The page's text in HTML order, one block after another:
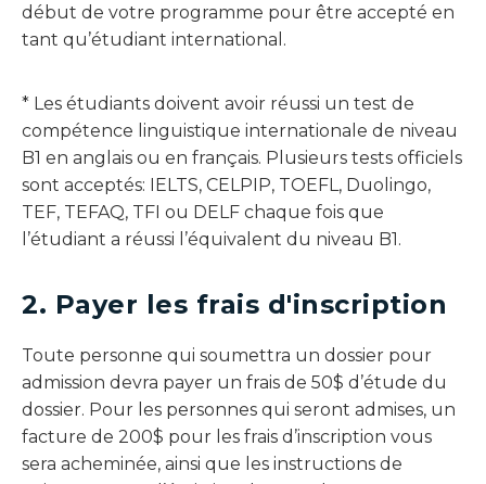
début de votre programme pour être accepté en
tant qu’étudiant international.
* Les étudiants doivent avoir réussi un test de
compétence linguistique internationale de niveau
B1 en anglais ou en français. Plusieurs tests officiels
sont acceptés: IELTS, CELPIP, TOEFL, Duolingo,
TEF, TEFAQ, TFI ou DELF chaque fois que
l’étudiant a réussi l’équivalent du niveau B1.
2. Payer les frais d'inscription
Toute personne qui soumettra un dossier pour
admission devra payer un frais de 50$ d’étude du
dossier. Pour les personnes qui seront admises, un
facture de 200$ pour les frais d’inscription vous
sera acheminée, ainsi que les instructions de